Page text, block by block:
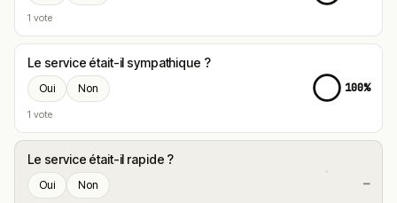
1 vote
Le service était-il sympathique ?
Oui Non
1 vote
100%
Le service était-il rapide ?
Oui Non —